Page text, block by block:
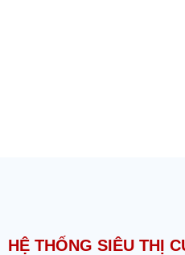
HỆ THỐNG SIÊU THỊ